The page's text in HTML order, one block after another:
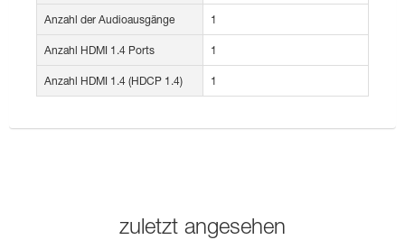
Anzahl der Audioausgänge 1
Anzahl HDMI 1.4 Ports 1
Anzahl HDMI 1.4 (HDCP 1.4) 1
zuletzt angesehen